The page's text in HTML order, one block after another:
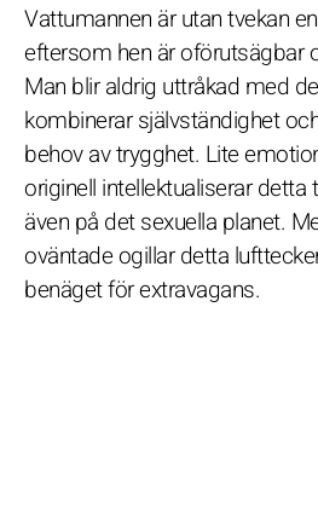
Vattumannen är utan tvekan
eftersom hen är oförutsägbar
Man blir aldrig uttråkad med
kombinerar självständighet
behov av trygghet. Lite
originell intellektualiserar detta
även på det sexuella planet.
oväntade ogillar detta
benäget för extravagans.